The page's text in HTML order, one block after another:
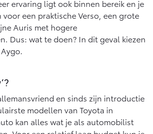
bZ4X Touring
BATTERIJ-ELEKTRISCH
ervaring ligt ook binnen bereik en je
voor een praktische Verso, een grote
Auris met hogere
Dus: wat te doen? In dit geval kiezen
en sinds zijn introductie
modellen van Toyota in
kan alles wat je als automobilist